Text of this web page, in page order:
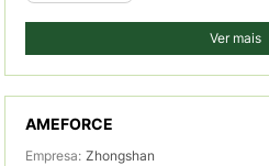
Ver mais
AMEFORCE
Empresa: Zhongshan